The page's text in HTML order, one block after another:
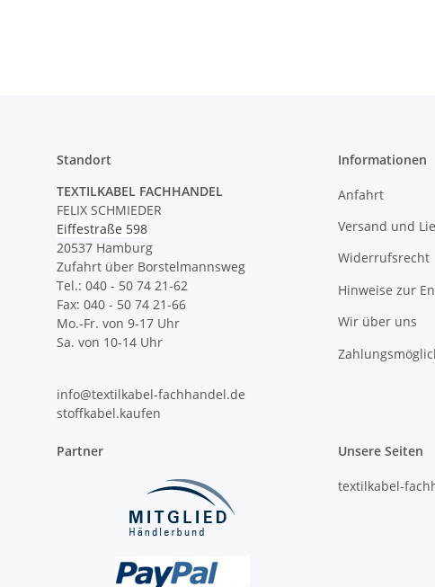
Standort
TEXTILKABEL FACHHANDEL
FELIX SCHMIEDER
Eiffestraße 598
20537 Hamburg
Zufahrt über Borstelmannsweg
Tel.: 040 - 50 74 21-62
Fax: 040 - 50 74 21-66
Mo.-Fr. von 9-17 Uhr
Sa. von 10-14 Uhr
info@textilkabel-fachhandel.de
stoffkabel.kaufen
Informationen
Anfahrt
Versand und
Widerrufsrecht
Hinweise zur
Wir über uns
Partner Unsere Seiten
textilkabel-